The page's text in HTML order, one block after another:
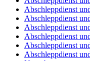
Abschleppdienst
Abschleppdienst
Abschleppdienst
Abschleppdienst
Abschleppdienst
Abschleppdienst